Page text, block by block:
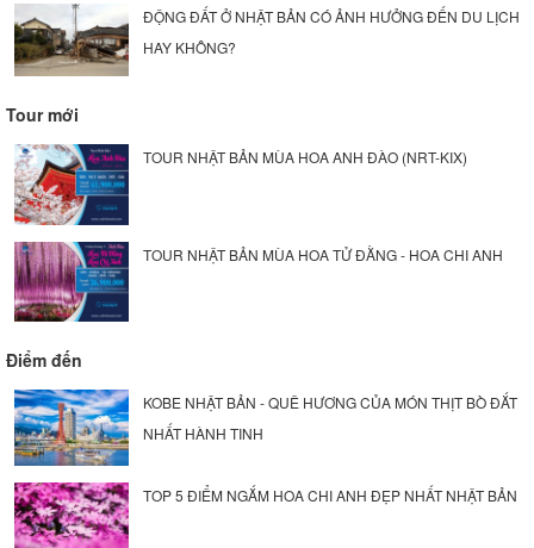
ĐỘNG ĐẤT Ở NHẬT BẢN CÓ ẢNH HƯỞNG ĐẾN DU LỊCH
HAY KHÔNG?
Tour mới
TOUR NHẬT BẢN MÙA HOA ANH ĐÀO (NRT-KIX)
TOUR NHẬT BẢN MÙA HOA TỬ ĐẰNG - HOA CHI ANH
Điểm đến
KOBE NHẬT BẢN - QUÊ HƯƠNG CỦA MÓN THỊT BÒ ĐẮT
NHẤT HÀNH TINH
TOP 5 ĐIỂM NGẮM HOA CHI ANH ĐẸP NHẤT NHẬT BẢN